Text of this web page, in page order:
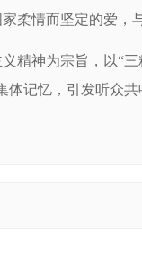
柔情而坚定的爱，
精神为宗旨，以“
体记忆，引发听众